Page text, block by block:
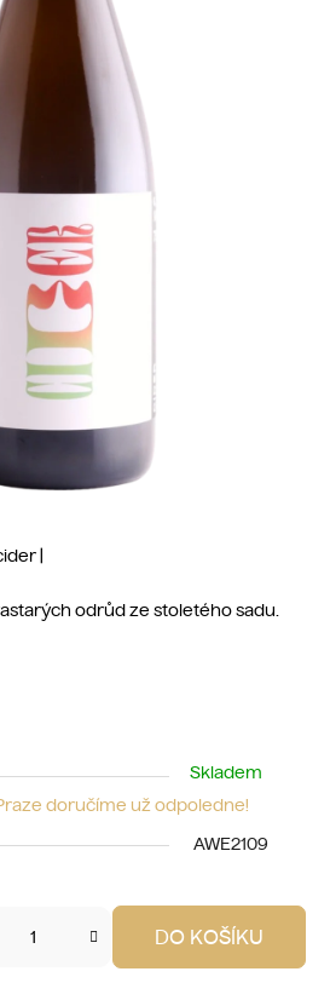
|
odrůd ze stoletého sadu.
Skladem
doručíme už odpoledne!
AWE2109
DO KOŠÍKU